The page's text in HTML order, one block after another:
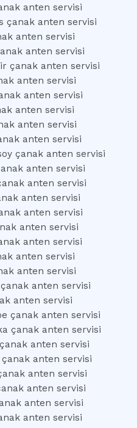
anten servisi
çanak anten servisi
anten servisi
anten servisi
çanak anten servisi
anten servisi
anten servisi
anten servisi
anten servisi
anten servisi
çanak anten servisi
anten servisi
anten servisi
anten servisi
anten servisi
anten servisi
anten servisi
anten servisi
anten servisi
anten servisi
anten servisi
çanak anten servisi
çanak anten servisi
anten servisi
anten servisi
anten servisi
anten servisi
anten servisi
anten servisi